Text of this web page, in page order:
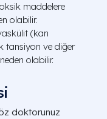
maddelere
olabilir.
(kan
tansiyon ve diğer
olabilir.
doktorunuz